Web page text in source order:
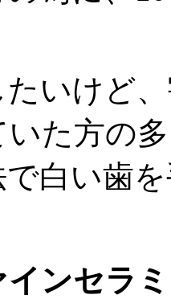
たいけど
いた方の
で白い歯
ンセラ